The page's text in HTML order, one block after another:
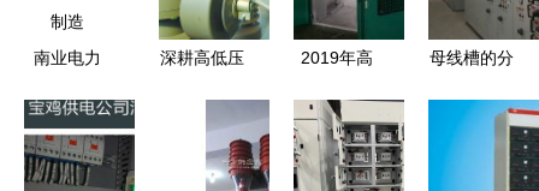
南业电力
配电柜 高
效电气成套
深耕高低压
筑牢电力安
全防线
2019年高
格走势与批
发电气设备
母线槽的分